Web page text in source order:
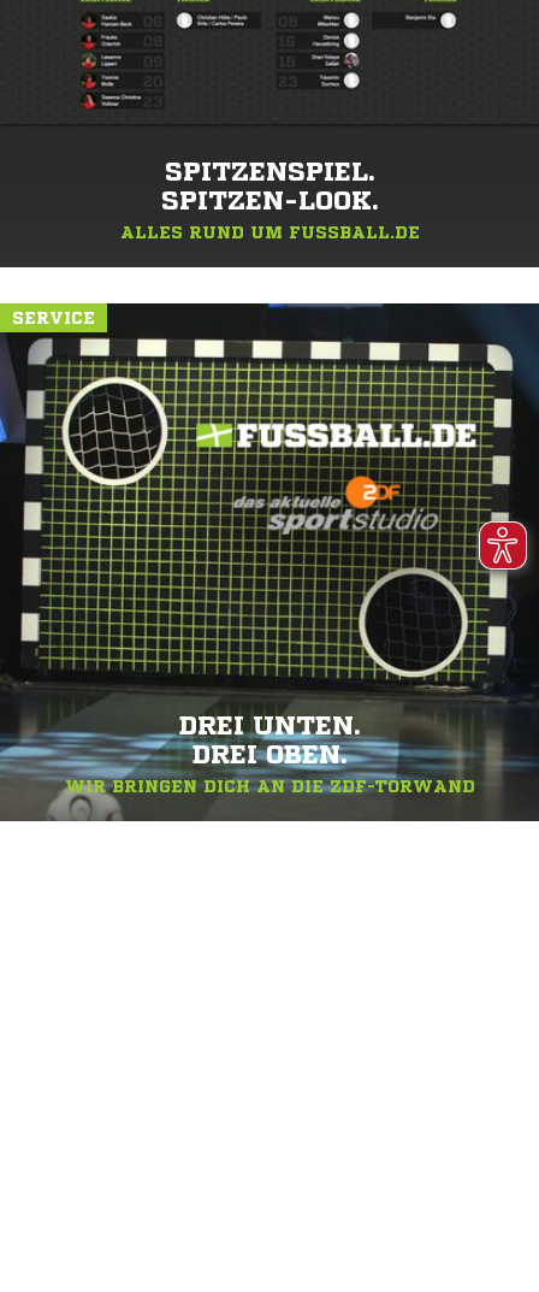
SPITZENSPIEL.
SPITZEN-LOOK.
ALLES RUND UM FUSSBALL.DE
SERVICE
DREI UNTEN.
DREI OBEN.
WIR BRINGEN DICH AN DIE ZDF-TORWAND